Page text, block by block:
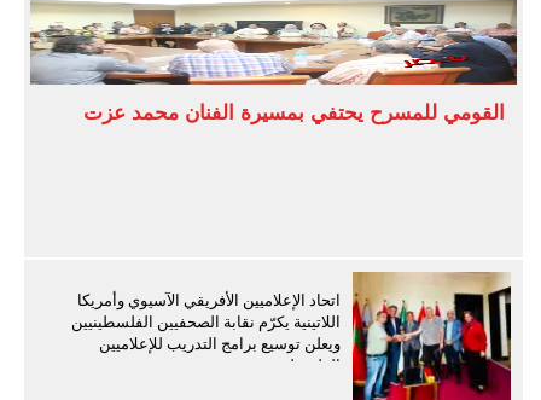
القومي للمسرح يحتفي بمسيرة الفنان محمد عزت
اتحاد الإعلاميين الأفريقي الآسيوي وأمريكا
اللاتينية يكرّم نقابة الصحفيين الفلسطينيين
ويعلن توسيع برامج التدريب للإعلاميين
الفلسطينيين